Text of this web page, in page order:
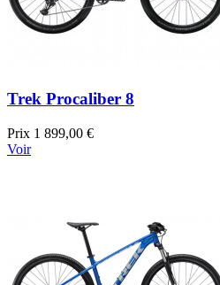
Trek Procaliber 8
Prix 1 899,00 €
Voir